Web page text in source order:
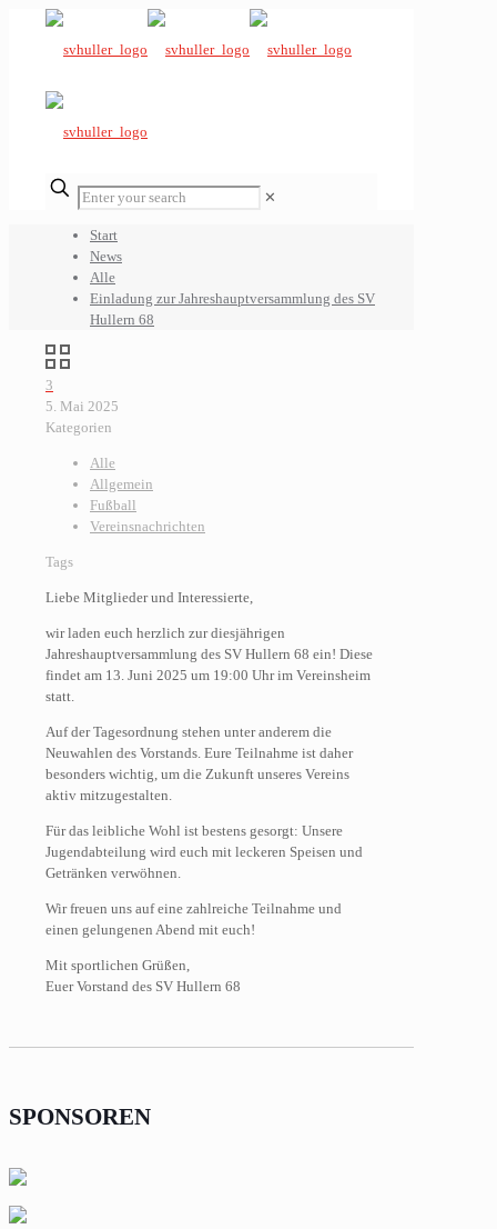
✕
Start
News
Alle
Einladung zur Jahreshauptversammlung des SV
Hullern 68
3
5. Mai 2025
Kategorien
Alle
Allgemein
Fußball
Vereinsnachrichten
Tags
Liebe Mitglieder und Interessierte,
wir laden euch herzlich zur diesjährigen
Jahreshauptversammlung des SV Hullern 68 ein! Diese
findet am 13. Juni 2025 um 19:00 Uhr im Vereinsheim
statt.
Auf der Tagesordnung stehen unter anderem die
Neuwahlen des Vorstands. Eure Teilnahme ist daher
besonders wichtig, um die Zukunft unseres Vereins
aktiv mitzugestalten.
Für das leibliche Wohl ist bestens gesorgt: Unsere
Jugendabteilung wird euch mit leckeren Speisen und
Getränken verwöhnen.
Wir freuen uns auf eine zahlreiche Teilnahme und
einen gelungenen Abend mit euch!
Mit sportlichen Grüßen,
Euer Vorstand des SV Hullern 68
SPONSOREN